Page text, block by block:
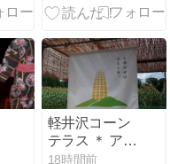
指導から学ん
切さ
軽井沢コーン
テラス ＊ アグ
リファームさ
18時間前